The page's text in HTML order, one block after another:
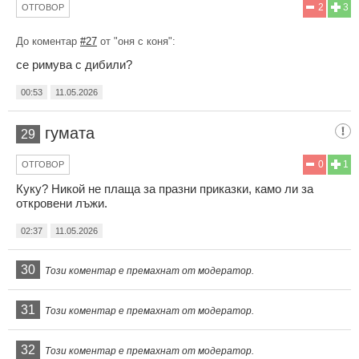
3
2
ОТГОВОР
До коментар #27 от "оня с коня":
се римува с дибили?
00:53 11.05.2026
29 гумата
1
0
ОТГОВОР
Куку? Никой не плаща за празни приказки, камо ли за
откровени лъжи.
02:37 11.05.2026
30 Този коментар е премахнат от модератор.
31 Този коментар е премахнат от модератор.
32 Този коментар е премахнат от модератор.